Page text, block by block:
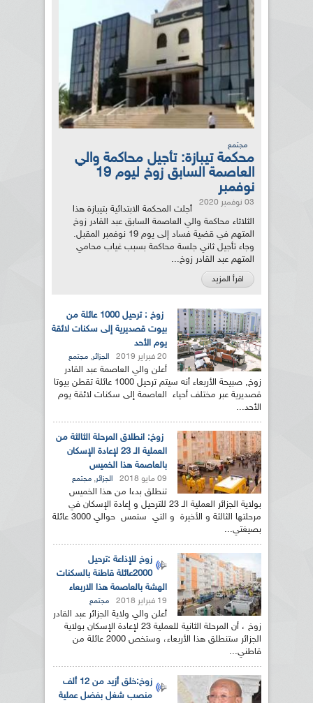
مجتمع
محكمة تيبازة: تأجيل محاكمة والي
العاصمة السابق زوخ ليوم 19
نوفمبر
03 نوفمبر 2020
أجلت المحكمة الابتدائية بتيبازة هذا
الثلاثاء محاكمة والي العاصمة السابق عبد القادر زوخ
المتهم في قضية فساد إلى يوم 19 نوفمبر المقبل.
وجاء تأجيل ثاني جلسة محاكمة بسبب غياب محامي
المتهم عبد القادر زوخ...
اقرأ المزيد
زوخ : ترحيل 1000 عائلة من
بيوت قصديرية إلى سكنات لائقة
يوم الأحد
20 فبراير 2019 الجزائر, مجتمع
أعلن والي العاصمة عبد القادر
زوخ, صبيحة الأربعاء أنه سيتم ترحيل 1000 عائلة تقطن بيوتا
قصديرية عبر مختلف أحياء العاصمة إلى سكنات لائقة يوم
الأحد...
زوخ: انطلاق المرحلة الثالثة من
العملية الـ 23 لإعادة الإسكان
بالعاصمة هذا الخميس
09 مايو 2018 الجزائر, مجتمع
تنطلق بدءا من هذا الخميس
بولاية الجزائر العملية الـ 23 للترحيل و إعادة الإسكان في
مرحلتها الثالثة و الأخيرة و التي ستمس حوالي 3000 عائلة
بصيغتي...
زوخ للإذاعة :ترحيل
2000عائلة قاطنة بالسكنات
الهشة بالعاصمة هذا الاربعاء
19 فبراير 2018 مجتمع
أعلن والي ولاية الجزائر عبد القادر
زوخ ، أن المرحلة الثانية للعملية 23 لإعادة الإسكان بولاية
الجزائر ستنطلق هذا الأربعاء، وستخص 2000 عائلة من
قاطني...
زوخ:خلق أزيد من 12 ألف
منصب شغل بفضل عملية